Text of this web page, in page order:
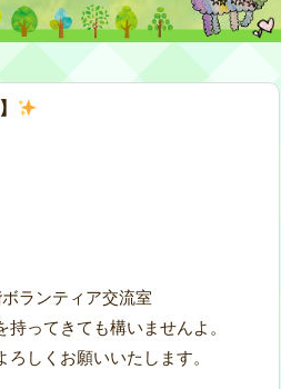
ランティア交流室
ってきても構いませんよ。
しくお願いいたします。